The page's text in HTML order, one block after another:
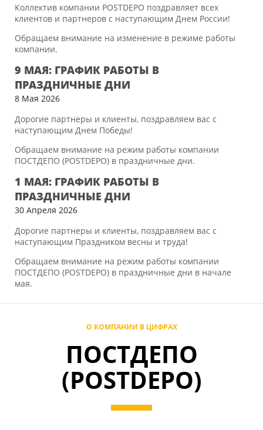
Коллектив компании POSTDEPO поздравляет всех
клиентов и партнеров с наступающим Днем России!
Обращаем внимание на изменение в режиме работы
компании.
9 МАЯ: ГРАФИК РАБОТЫ В
ПРАЗДНИЧНЫЕ ДНИ
8 Мая 2026
Дорогие партнеры и клиенты, поздравляем вас с
наступающим Днем Победы!
Обращаем внимание на режим работы компании
ПОСТДЕПО (POSTDEPO) в праздничные дни.
1 МАЯ: ГРАФИК РАБОТЫ В
ПРАЗДНИЧНЫЕ ДНИ
30 Апреля 2026
Дорогие партнеры и клиенты, поздравляем вас с
наступающим Праздником весны и труда!
Обращаем внимание на режим работы компании
ПОСТДЕПО (POSTDEPO) в праздничные дни в начале
мая.
О КОМПАНИИ В ЦИФРАХ
ПОСТДЕПО
(POSTDEPO)